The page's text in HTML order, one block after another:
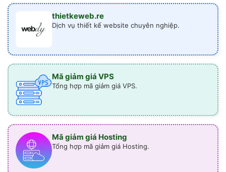
thietkeweb.re
Dịch vụ thiết kế website chuyên nghiệp.
Mã giảm giá VPS
Tổng hợp mã giảm giá VPS.
Mã giảm giá Hosting
Tổng hợp mã giảm giá Hosting.